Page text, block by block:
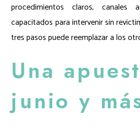
procedimientos claros, canales
capacitados para intervenir sin
tres pasos puede reemplazar a los
Una
junio y